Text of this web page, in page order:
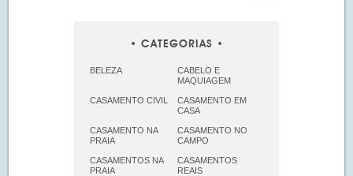
CATEGORIAS
BELEZA
CABELO E
MAQUIAGEM
CASAMENTO CIVIL
CASAMENTO EM
CASA
CASAMENTO NA
PRAIA
CASAMENTO NO
CAMPO
CASAMENTOS NA
PRAIA
CASAMENTOS
REAIS